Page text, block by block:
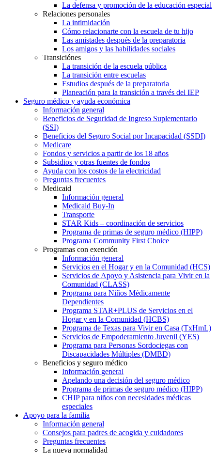
La defensa y promoción de la educación especial
Relaciones personales
La intimidación
Cómo relacionarte con la escuela de tu hijo
Las amistades después de la preparatoria
Los amigos y las habilidades sociales
Transiciónes
La transición de la escuela pública
La transición entre escuelas
Estudios después de la preparatoria
Planeación para la transición a través del IEP
Seguro médico y ayuda económica
Información general
Beneficios de Seguridad de Ingreso Suplementario
(SSI)
Beneficios del Seguro Social por Incapacidad (SSDI)
Medicare
Fondos y servicios a partir de los 18 años
Subsidios y otras fuentes de fondos
Ayuda con los costos de la electricidad
Preguntas frecuentes
Medicaid
Información general
Medicaid Buy-In
Transporte
STAR Kids – coordinación de servicios
Programa de primas de seguro médico (HIPP)
Programa Community First Choice
Programas con exención
Información general
Servicios en el Hogar y en la Comunidad (HCS)
Servicios de Apoyo y Asistencia para Vivir en la
Comunidad (CLASS)
Programa para Niños Médicamente
Dependientes
Programa STAR+PLUS de Servicios en el
Hogar y en la Comunidad (HCBS)
Programa de Texas para Vivir en Casa (TxHmL)
Servicios de Empoderamiento Juvenil (YES)
Programa para Personas Sordociegas con
Discapacidades Múltiples (DMBD)
Beneficios y seguro médico
Información general
Apelando una decisión del seguro médico
Programa de primas de seguro médico (HIPP)
CHIP para niños con necesidades médicas
especiales
Apoyo para la familia
Información general
Consejos para padres de acogida y cuidadores
Preguntas frecuentes
La nueva normalidad